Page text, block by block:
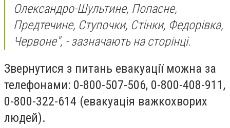
Олександро-Шультине, Попасне,
Предтечине, Ступочки, Стінки, Федорівка,
Червоне", - зазначають на сторінці.
Звернутися з питань евакуації можна за
телефонами: 0-800-507-506, 0-800-408-911,
0-800-322-614 (евакуація важкохворих
людей).